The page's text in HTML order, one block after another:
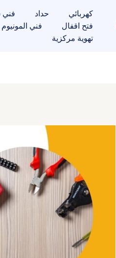
كهربائي حداد فني
فتح اقفال
فني المونيوم
تهوية مركزية